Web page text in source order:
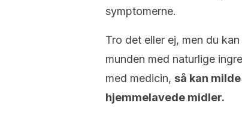
symptomerne.
Tro det eller ej, men du
munden med naturlige
med medicin, så kan
hjemmelavede midler.